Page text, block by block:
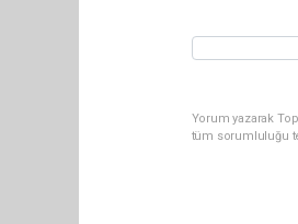
Yorum yazarak
tüm sorumluluğu